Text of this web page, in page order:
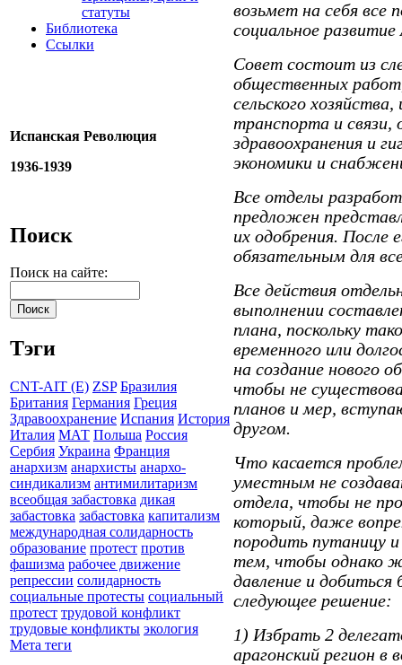
статуты
Библиотека
Ссылки
Испанская Революция
1936-1939
Поиск
Поиск на сайте:
Тэги
CNT-AIT (E) ZSP Бразилия
Британия Германия Греция
Здравоохранение Испания История
Италия МАТ Польша Россия
Сербия Украина Франция
анархизм анархисты анархо-
синдикализм антимилитаризм
всеобщая забастовка дикая
забастовка забастовка капитализм
международная солидарность
образование протест против
фашизма рабочее движение
репрессии солидарность
социальные протесты социальный
протест трудовой конфликт
трудовые конфликты экология
Мета теги
возьмет на себя все
социальное развитие
Совет состоит из
общественных
сельского
транспорта и связи,
здравоохранения и
экономики и
Все отделы
предложен
их одобрения. После
обязательным для
Все действия
выполнении
плана, поскольку
временного или
на создание нового
чтобы не
планов и мер,
другом.
Что касается
уместным не
отдела, чтобы не
который, даже
породить путаницу
тем, чтобы однако
давление и
следующее решение:
1) Избрать 2
арагонский регион в